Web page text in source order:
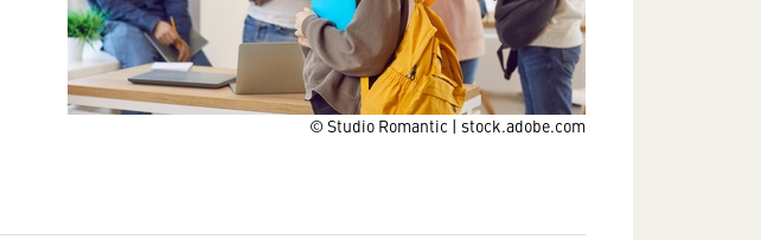
© Studio Romantic | stock.adobe.com